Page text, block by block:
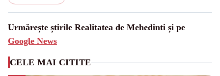
Urmărește știrile Realitatea de Mehedinti și pe
Google News
CELE MAI CITITE